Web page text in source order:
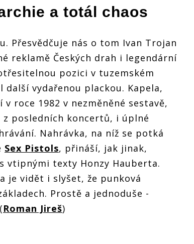
zámek, Katarzia
nebo 7krát3.
Albové žně první
poloviny roku
zámek, Katarzia
Albové žně první
poloviny roku
a totál chaos
Přesvědčuje nás o tom Ivan Trojan
reklamě Českých drah i legendární
pozici v tuzemském
vydařenou plackou. Kapela,
roce 1982 v nezměněné sestavě,
z posledních koncertů, i úplné
Nahrávka, na níž se potká
Sex Pistols, přináší, jak jinak,
vtipnými texty Honzy Hauberta.
je vidět i slyšet, že punková
Prostě a jednoduše -
Roman Jireš)